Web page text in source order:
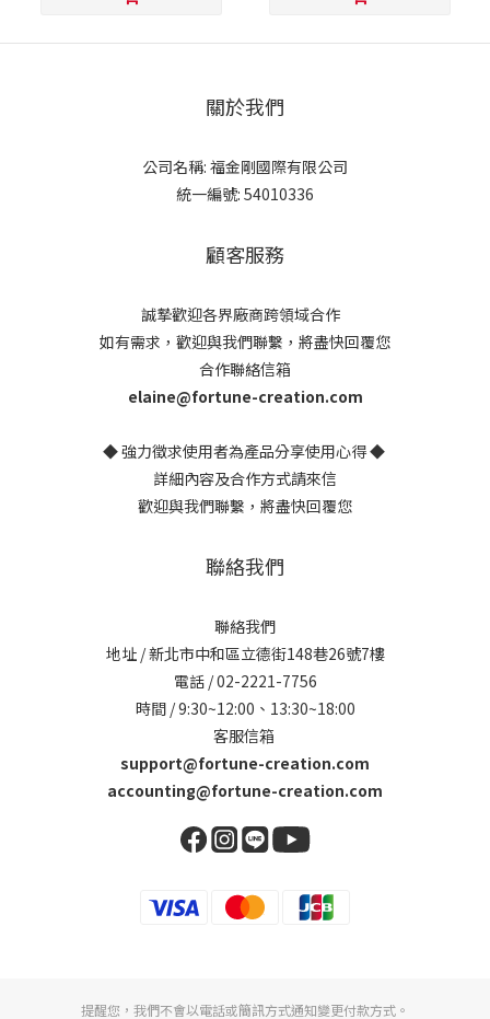
關於我們
公司名稱: 福金剛國際有限公司
統一編號: 54010336
顧客服務
誠摯歡迎各界廠商跨領域合作
如有需求，歡迎與我們聯繫，將盡快回覆您
合作聯絡信箱
elaine@fortune-creation.com
◆ 強力徵求使用者為產品分享使用心得 ◆
詳細內容及合作方式請來信
歡迎與我們聯繫，將盡快回覆您
聯絡我們
聯絡我們
地址 / 新北市中和區立德街148巷26號7樓
電話 / 02-2221-7756
時間 / 9:30~12:00、13:30~18:00
客服信箱
support@fortune-creation.com
accounting@fortune-creation.com
提醒您，我們不會以電話或簡訊方式通知變更付款方式。